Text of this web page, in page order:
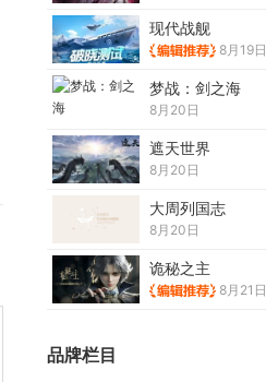
现代战舰
8月19日
梦战：剑之海
8月20日
遮天世界
8月20日
大周列国志
8月20日
诡秘之主
8月21日
品牌栏目